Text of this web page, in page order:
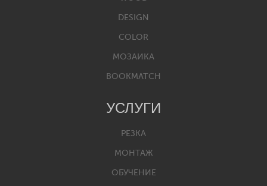
DESIGN
COLOR
МОЗАИКА
BOOKMATCH
УСЛУГИ
РЕЗКА
МОНТАЖ
ОБУЧЕНИЕ